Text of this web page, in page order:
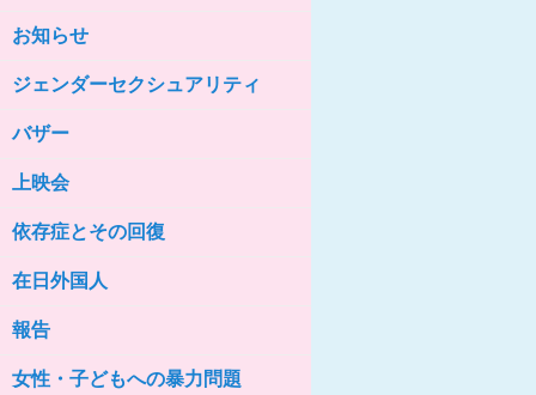
ス No.82
女性の家HELP ネットワークニュー
ス No.81
女性の家HELP ネットワークニュー
女性の家HELP ネットワークニュー
ス No.78
ス No.77
女性の家HELP ネットワークニュー
お知らせ
ジェンダーセクシュアリティ
バザー
上映会
依存症とその回復
在日外国人
報告
女性・子どもへの暴力問題